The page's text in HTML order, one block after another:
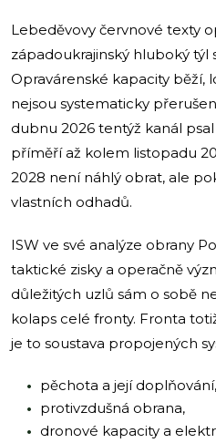
Lebeděvovy červnové texty
západoukrajinský hluboký týl
Opravárenské kapacity běží,
nejsou systematicky
dubnu 2026 tentýž kanál
příměří až kolem listopadu
2028 není náhlý obrat, ale
vlastních odhadů.
ISW ve své analýze obrany
taktické zisky a operačně
důležitých uzlů sám o sobě
kolaps celé fronty. Fronta
je to soustava propojených
pěchota a její doplňování,
protivzdušná obrana,
dronové kapacity a